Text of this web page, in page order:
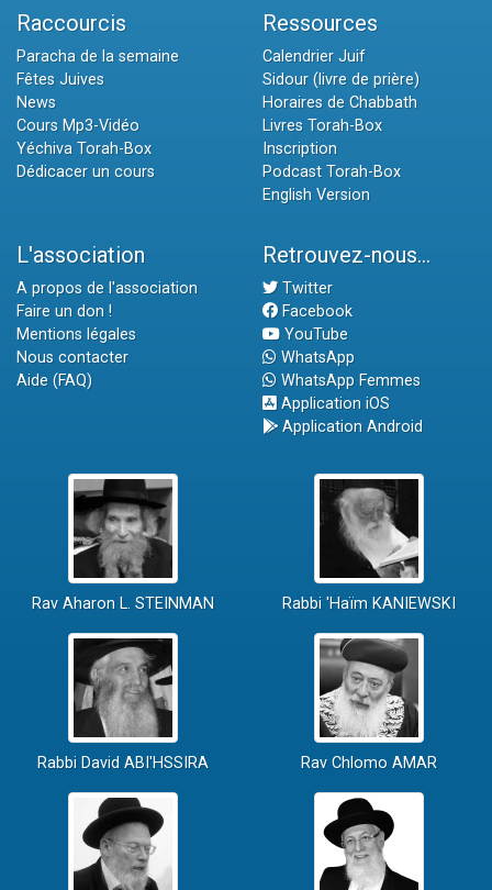
Raccourcis
Paracha de la semaine
Fêtes Juives
News
Cours Mp3-Vidéo
Yéchiva Torah-Box
Dédicacer un cours
Ressources
Calendrier Juif
Sidour (livre de prière)
Horaires de Chabbath
Livres Torah-Box
Inscription
Podcast Torah-Box
English Version
L'association
A propos de l'association
Faire un don !
Mentions légales
Nous contacter
Aide (FAQ)
Retrouvez-nous...
Twitter
Facebook
YouTube
WhatsApp
WhatsApp Femmes
Application iOS
Application Android
Rav Aharon L. STEINMAN Rabbi 'Haïm KANIEWSKI
Rabbi David ABI'HSSIRA Rav Chlomo AMAR